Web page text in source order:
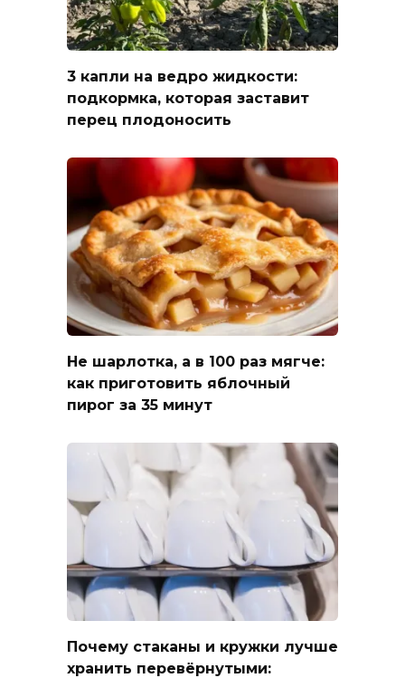
3 капли на ведро жидкости:
подкормка, которая заставит
перец плодоносить
Не шарлотка, а в 100 раз мягче:
как приготовить яблочный
пирог за 35 минут
Почему стаканы и кружки лучше
хранить перевёрнутыми: